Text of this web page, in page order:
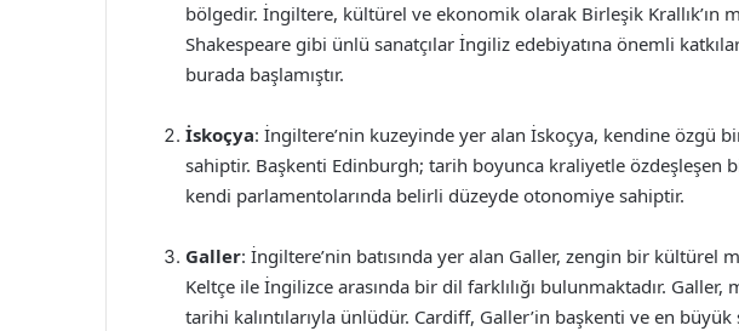
bölgedir. İngiltere, kültürel ve ekonomik olarak Birleşik Krallık’ın
Shakespeare gibi ünlü sanatçılar İngiliz edebiyatına önemli
burada başlamıştır.
İskoçya: İngiltere’nin kuzeyinde yer alan İskoçya, kendine özgü
sahiptir. Başkenti Edinburgh; tarih boyunca kraliyetle özdeşleşen
kendi parlamentolarında belirli düzeyde otonomiye sahiptir.
Galler: İngiltere’nin batısında yer alan Galler, zengin bir kültürel
Keltçe ile İngilizce arasında bir dil farklılığı bulunmaktadır.
tarihi kalıntılarıyla ünlüdür. Cardiff, Galler’in başkenti ve en büyük